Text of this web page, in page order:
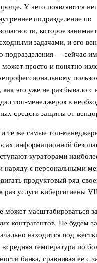
У него появляются
подразделение по
которое
задачами, и его
подразделения — сейчас
может просто и понятно
как это уже не раз бывало
топ-менеджеров в
средств защиты от
те же самые топ-
информационной
кураторами
наряду с персональными
продуктовый ряд
услуги кибергигиены
может масштабироваться
контрагентов. Не будем
находится под
«средняя температура по
банка, сравнивая ее с